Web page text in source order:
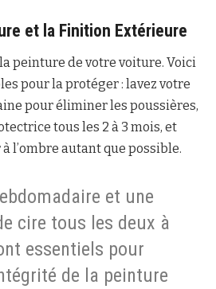
et la Finition Extérieure
peinture de votre voiture. Voici
pour la protéger : lavez votre
pour éliminer les poussières,
tous les 2 à 3 mois, et
l’ombre autant que possible.
et une
cire tous les deux à
essentiels pour
de la peinture